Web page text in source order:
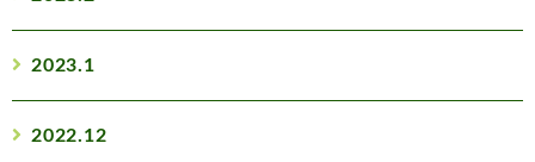
2023.1
2022.12